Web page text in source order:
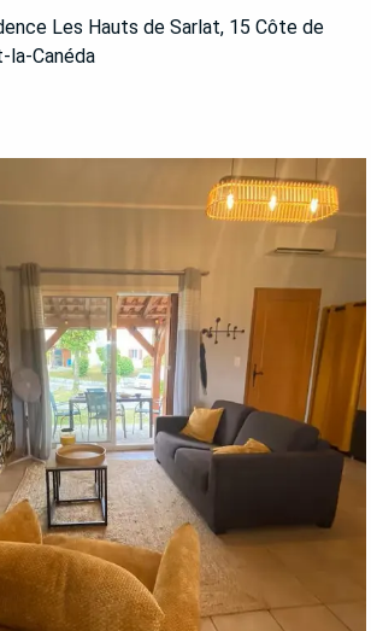
Les Hauts de Sarlat, 15 Côte de
la-Canéda